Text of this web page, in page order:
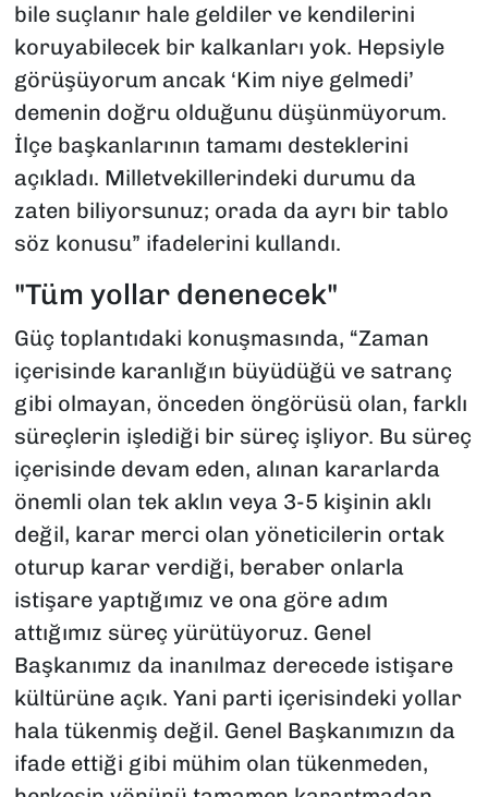
bile suçlanır hale geldiler ve kendilerini
koruyabilecek bir kalkanları yok. Hepsiyle
görüşüyorum ancak ‘Kim niye gelmedi’
demenin doğru olduğunu düşünmüyorum.
İlçe başkanlarının tamamı desteklerini
açıkladı. Milletvekillerindeki durumu da
zaten biliyorsunuz; orada da ayrı bir tablo
söz konusu” ifadelerini kullandı.
"Tüm yollar denenecek"
Güç toplantıdaki konuşmasında, “Zaman
içerisinde karanlığın büyüdüğü ve satranç
gibi olmayan, önceden öngörüsü olan, farklı
süreçlerin işlediği bir süreç işliyor. Bu süreç
içerisinde devam eden, alınan kararlarda
önemli olan tek aklın veya 3-5 kişinin aklı
değil, karar merci olan yöneticilerin ortak
oturup karar verdiği, beraber onlarla
istişare yaptığımız ve ona göre adım
attığımız süreç yürütüyoruz. Genel
Başkanımız da inanılmaz derecede istişare
kültürüne açık. Yani parti içerisindeki yollar
hala tükenmiş değil. Genel Başkanımızın da
ifade ettiği gibi mühim olan tükenmeden,